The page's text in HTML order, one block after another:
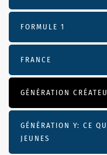
FORMULE 1
FRANCE
GÉNÉRATION
GÉNÉRATION Y: CE
JEUNES